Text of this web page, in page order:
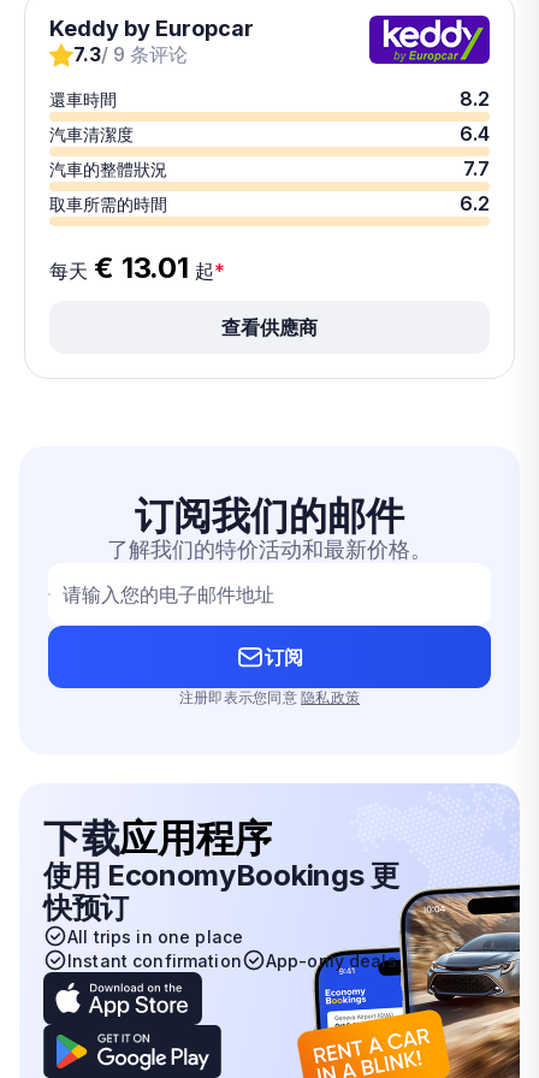
Keddy by Europcar
7.3/ 9 条评论
還車時間 8.2
汽車清潔度 6.4
汽車的整體狀況 7.7
取車所需的時間 6.2
每天 € 13.01 起*
查看供應商
订阅我们的邮件
了解我们的特价活动和最新价格。
请输入您的电子邮件地址
订阅
注册即表示您同意 隐私政策
下载应用程序
使用 EconomyBookings 更
快预订
All trips in one place
Instant confirmation
App-only deals